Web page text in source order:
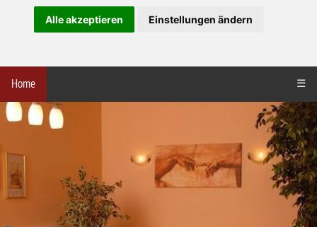
Alle akzeptieren Einstellungen ändern
Home ☰